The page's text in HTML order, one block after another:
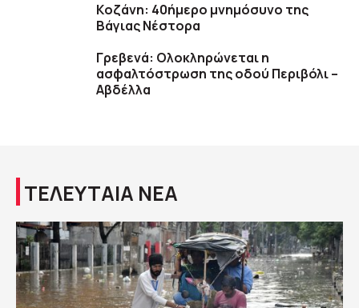
Kοζάνη: 40ήμερο μνημόσυνο της
Βάγιας Νέστορα
Γρεβενά: Ολοκληρώνεται η
ασφαλτόστρωση της οδού Περιβόλι –
Αβδέλλα
ΤΕΛΕΥΤΑΙΑ ΝΕΑ